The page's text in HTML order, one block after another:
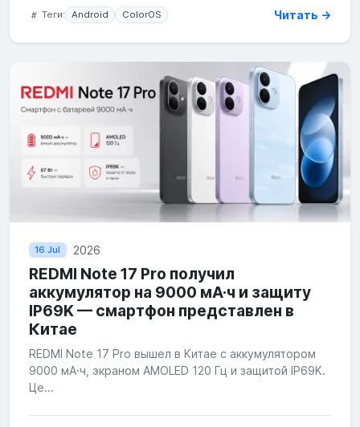
Теги: Android ColorOS Читать →
16 Jul 2026
REDMI Note 17 Pro получил
аккумулятор на 9000 мА·ч и защиту
IP69K — смартфон представлен в
Китае
REDMI Note 17 Pro вышел в Китае с аккумулятором
9000 мА·ч, экраном AMOLED 120 Гц и защитой IP69K.
Це...